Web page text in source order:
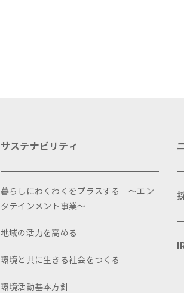
サステナビリティ
暮らしにわくわくをプラスする ～エン
タテインメント事業～
地域の活力を高める
環境と共に生きる社会をつくる
環境活動基本方針